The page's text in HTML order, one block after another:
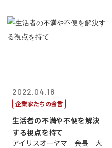
2022.04.18
企業家たちの金言
生活者の不満や不便を解決
する視点を持て
アイリスオーヤマ 会長 大